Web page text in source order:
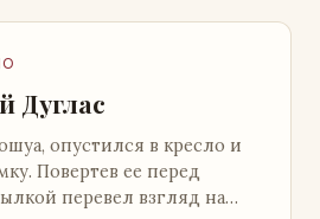
Дуглас
опустился в кресло и
Повертев ее перед
перевел взгляд на